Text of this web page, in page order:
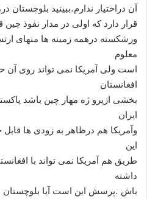
آن دراختیار ندارم.ببینید بلوچستان
قرار دارد که اولی در مدار نفوذ چین
ورشکسته درهمه زمینه ها منهای
معلوم
است ولی آمریکا نمی تواند روی آن
افغانستان
بخشی ازپرو ژه مهار چین باشد
ایران
وآمریکا هم درظاهر به زودی ها
این
طریق هم آمریکا نمی تواند با
داشته
باش .پرسش این است آیا بلوچستان